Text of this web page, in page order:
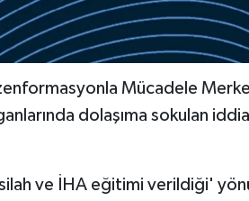
Mücadele
dolaşıma sokulan
ve İHA eğitimi verildiği'